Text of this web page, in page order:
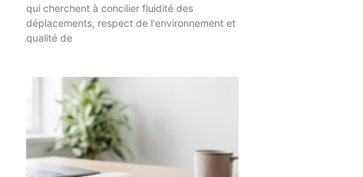
qui cherchent à concilier fluidité des
déplacements, respect de l'environnement et
qualité de